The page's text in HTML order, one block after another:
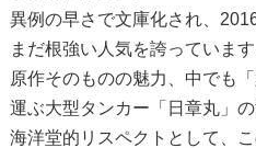
異例の早さで文庫化され、
まだ根強い人気を誇っています
原作そのものの魅力、中でも
運ぶ大型タンカー「日章丸」
海洋堂的リスペクトとして、